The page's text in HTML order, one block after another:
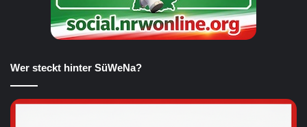
Wer steckt hinter SüWeNa?